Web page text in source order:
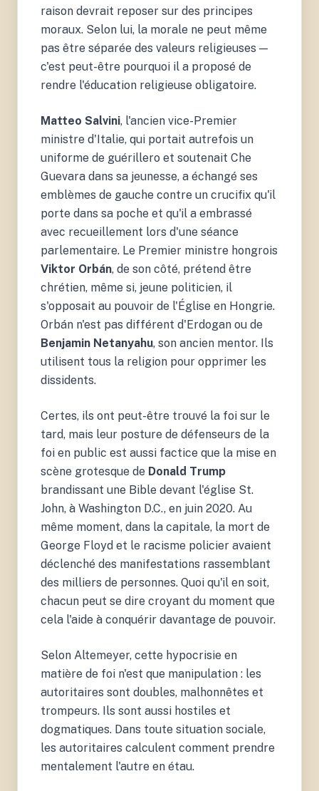
raison devrait reposer sur des principes
moraux. Selon lui, la morale ne peut même
pas être séparée des valeurs religieuses —
c'est peut-être pourquoi il a proposé de
rendre l'éducation religieuse obligatoire.
Matteo Salvini, l'ancien vice-Premier
ministre d'Italie, qui portait autrefois un
uniforme de guérillero et soutenait Che
Guevara dans sa jeunesse, a échangé ses
emblèmes de gauche contre un crucifix qu'il
porte dans sa poche et qu'il a embrassé
avec recueillement lors d'une séance
parlementaire. Le Premier ministre hongrois
Viktor Orbán, de son côté, prétend être
chrétien, même si, jeune politicien, il
s'opposait au pouvoir de l'Église en Hongrie.
Orbán n'est pas différent d'Erdogan ou de
Benjamin Netanyahu, son ancien mentor. Ils
utilisent tous la religion pour opprimer les
dissidents.
Certes, ils ont peut-être trouvé la foi sur le
tard, mais leur posture de défenseurs de la
foi en public est aussi factice que la mise en
scène grotesque de Donald Trump
brandissant une Bible devant l'église St.
John, à Washington D.C., en juin 2020. Au
même moment, dans la capitale, la mort de
George Floyd et le racisme policier avaient
déclenché des manifestations rassemblant
des milliers de personnes. Quoi qu'il en soit,
chacun peut se dire croyant du moment que
cela l'aide à conquérir davantage de pouvoir.
Selon Altemeyer, cette hypocrisie en
matière de foi n'est que manipulation : les
autoritaires sont doubles, malhonnêtes et
trompeurs. Ils sont aussi hostiles et
dogmatiques. Dans toute situation sociale,
les autoritaires calculent comment prendre
mentalement l'autre en étau.